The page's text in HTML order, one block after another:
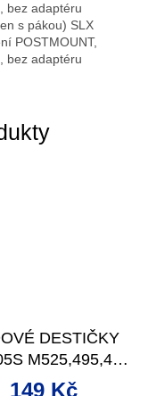
DESTIČKY
M525,495,475
149 Kč
bez adaptéru
s pákou) SLX
POSTMOUNT,
bez adaptéru